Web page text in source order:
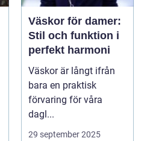
Väskor för damer:
Stil och funktion i
perfekt harmoni
Väskor är långt ifrån
bara en praktisk
förvaring för våra
dagl...
29 september 2025